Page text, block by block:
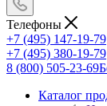
Телефоны
+7 (495) 147-19-79
+7 (495) 380-19-79
8 (800) 505-23-69
Каталог